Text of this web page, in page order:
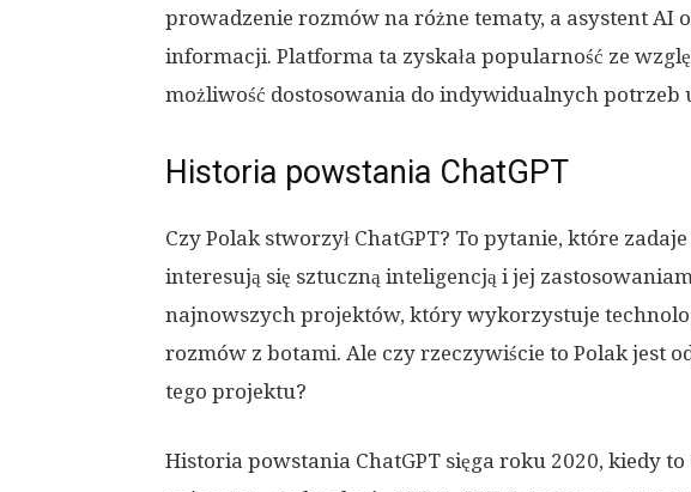
prowadzenie rozmów na różne tematy, a asystent AI
informacji. Platforma ta zyskała popularność ze
możliwość dostosowania do indywidualnych potrzeb
Historia powstania ChatGPT
Czy Polak stworzył ChatGPT? To pytanie, które
interesują się sztuczną inteligencją i jej
najnowszych projektów, który wykorzystuje
rozmów z botami. Ale czy rzeczywiście to Polak jest
tego projektu?
Historia powstania ChatGPT sięga roku 2020, kiedy to